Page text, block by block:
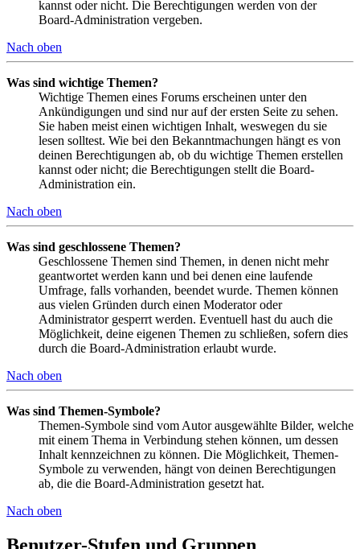
kannst oder nicht. Die Berechtigungen werden von der
Board-Administration vergeben.
Nach oben
Was sind wichtige Themen?
Wichtige Themen eines Forums erscheinen unter den
Ankündigungen und sind nur auf der ersten Seite zu sehen.
Sie haben meist einen wichtigen Inhalt, weswegen du sie
lesen solltest. Wie bei den Bekanntmachungen hängt es von
deinen Berechtigungen ab, ob du wichtige Themen erstellen
kannst oder nicht; die Berechtigungen stellt die Board-
Administration ein.
Nach oben
Was sind geschlossene Themen?
Geschlossene Themen sind Themen, in denen nicht mehr
geantwortet werden kann und bei denen eine laufende
Umfrage, falls vorhanden, beendet wurde. Themen können
aus vielen Gründen durch einen Moderator oder
Administrator gesperrt werden. Eventuell hast du auch die
Möglichkeit, deine eigenen Themen zu schließen, sofern dies
durch die Board-Administration erlaubt wurde.
Nach oben
Was sind Themen-Symbole?
Themen-Symbole sind vom Autor ausgewählte Bilder, welche
mit einem Thema in Verbindung stehen können, um dessen
Inhalt kennzeichnen zu können. Die Möglichkeit, Themen-
Symbole zu verwenden, hängt von deinen Berechtigungen
ab, die die Board-Administration gesetzt hat.
Nach oben